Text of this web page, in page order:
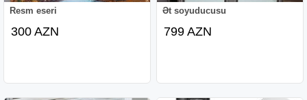
Resm eseri
300 AZN
Ət soyuducusu
799 AZN